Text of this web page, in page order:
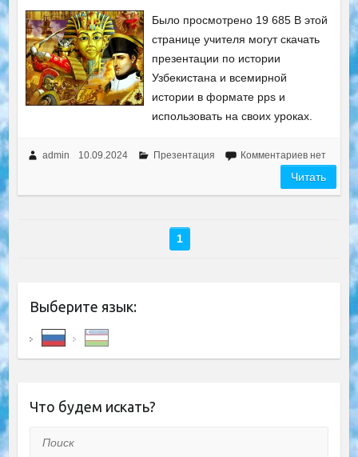
Было просмотрено 19 685 В этой
странице учителя могут скачать
презентации по истории
Узбекистана и всемирной
истории в формате pps и
использовать на своих уроках.
admin 10.09.2024 Презентация Комментариев нет
Читать
1
Выберите язык:
Что будем искать?
Поиск